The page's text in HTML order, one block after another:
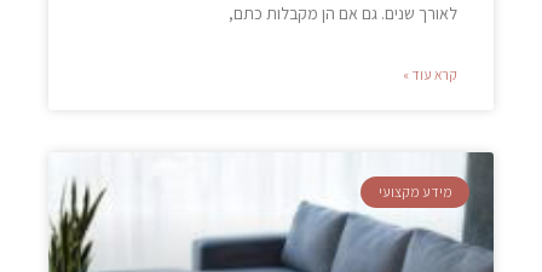
לאורך שנים. גם אם הן מקבלות כתם,
קרא עוד »
מידע מקצועי